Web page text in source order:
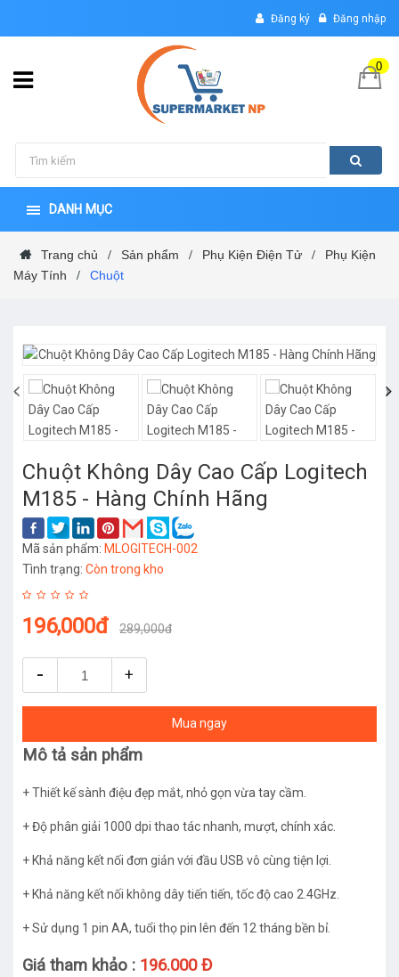
Đăng ký Đăng nhập
0
DANH MỤC
Trang chủ / Sản phẩm / Phụ Kiện Điện Tử /
Phụ Kiện
Máy Tính
/ Chuột
‹ ›
Chuột Không Dây Cao Cấp Logitech
M185 - Hàng Chính Hãng
Mã sản phẩm: MLOGITECH-002
Tình trạng: Còn trong kho
196,000đ 289,000đ
- +
Mua ngay
Mô tả sản phẩm
+ Thiết kế sành điệu đẹp mắt, nhỏ gọn vừa tay cầm.
+ Độ phân giải 1000 dpi thao tác nhanh, mượt, chính xác.
+ Khả năng kết nối đơn giản với đầu USB vô cùng tiện lợi.
+ Khả năng kết nối không dây tiến tiến, tốc độ cao 2.4GHz.
+ Sử dụng 1 pin AA, tuổi thọ pin lên đến 12 tháng bền bỉ.
Giá tham khảo : 196.000 Đ